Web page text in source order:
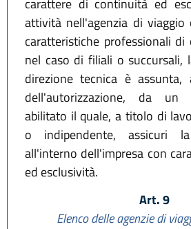
carattere di continuità ed
attività nell'agenzia di
caratteristiche professionali
nel caso di filiali o succursali,
direzione tecnica è
dell'autorizzazione, da un
abilitato il quale, a titolo di
o indipendente, assicuri
all'interno dell'impresa con
ed esclusività.
Art. 9
Elenco delle agenzie di